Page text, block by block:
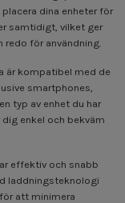
dina enheter för
samtidigt, vilket ger
för användning.
är kompatibel med de
smartphones,
typ av enhet du har
enkel och bekväm
effektiv och snabb
laddningsteknologi
att minimera